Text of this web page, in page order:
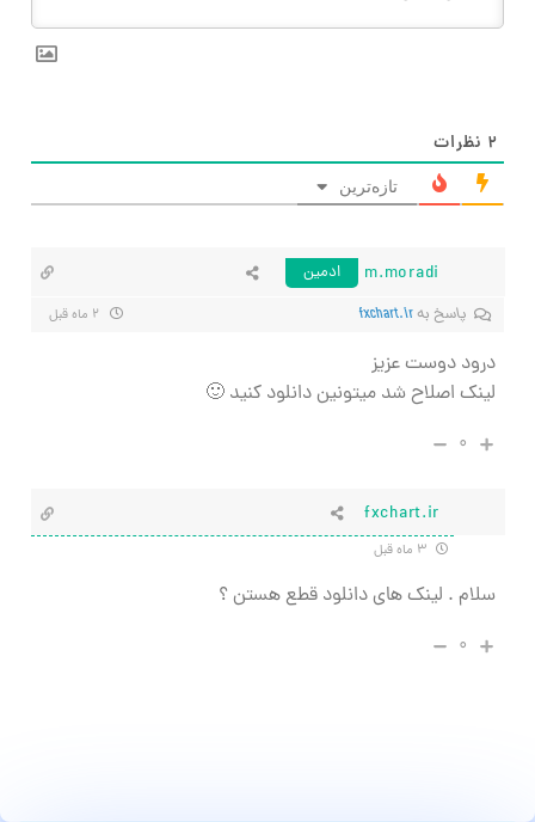
۲ نظرات
تازه‌ترین
m.moradi
ادمین
پاسخ بهfxchart.ir
درود دوست عزیز
لینک اصلاح شد میتونین دانلود کنید 🙂
۰
fxchart.ir
سلام . لینک های دانلود قطع هستن ؟
۰